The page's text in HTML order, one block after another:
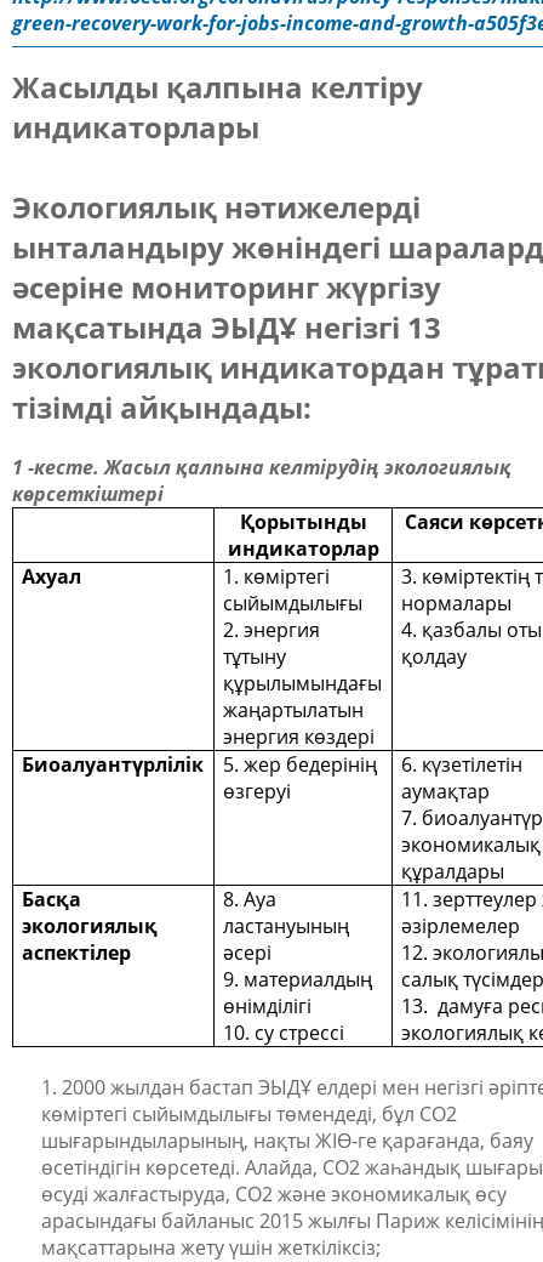
green-recovery-work-for-jobs-income-and-growth-
Жасылды қалпына келтіру
индикаторлары
Экологиялық нәтижелерді
ынталандыру жөніндегі
әсеріне мониторинг жүргізу
мақсатында ЭЫДҰ негізгі 13
экологиялық индикатордан
тізімді айқындады:
1 -кесте. Жасыл қалпына келтірудің экологиялық
көрсеткіштері
Қорытынды
индикаторлар
Саяси
Ахуал 1. көміртегі
сыйымдылығы
2.энергия
тұтыну
құрылымындағы
жаңартылатын
энергия көздері
3. көміртектің
нормалары
4. қазбалы
қолдау
Биоалуантүрлілік 5. жер бедерінің
өзгеруі
6. күзетілетін
аумақтар
7.
экономикалық
құралдары
Басқа
экологиялық
аспектілер
8.Ауа
ластануының
әсері
9. материалдың
өнімділігі
10. су стрессі
11.
әзірлемелер
12.
салық
13. дамуға
экологиялық
1. 2000 жылдан бастап ЭЫДҰ елдері мен негізгі
көміртегі сыйымдылығы төмендеді, бұл СО2
шығарындыларының, нақты ЖІӨ-ге қарағанда, баяу
өсетіндігін көрсетеді. Алайда, CO2 жаһандық
өсуді жалғастыруда, CO2 және экономикалық өсу
арасындағы байланыс 2015 жылғы Париж келісімінің
мақсаттарына жету үшін жеткіліксіз;